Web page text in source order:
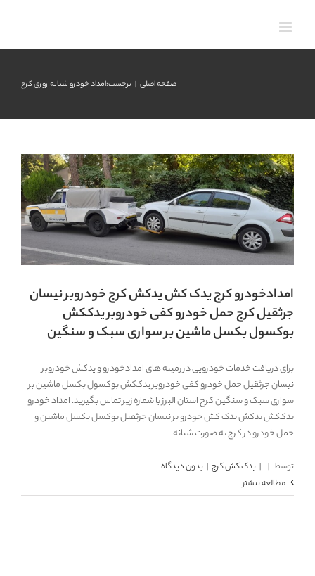
صفحه اصلی برچسب:امداد خودرو شبانه روزی کرج
نیسان جرثقیل کرج حمل خودرو کفی خودروبر
یدککش بوکسول بکسل ماشین بر سواری سبک و
یدک کش کرج
امدادخودرو کرج یدک کش یدکش کرج خودروبر نیسان
جرثقیل کرج حمل خودرو کفی خودروبر یدککش
بوکسول بکسل ماشین بر سواری سبک و سنگین
برای دریافت خدمات خودرویی در زمینه های امدادخودرو و یدکش خودروبر
نیسان جرثقیل حمل خودرو کفی خودروبر یدککش بوکسول بکسل ماشین بر
سواری سبک و سنگین کرج استان البرز با شماره زیر تماس بگیرید. امداد خودرو
یدککش یدکش یدک کش خودرو بر نیسان جرثقیل بوکسل بکسل ماشین و
حمل خودرو در کرج به صورت شبانه
توسط |
| یدک کش کرج | بدون دیدگاه
مطالعه بیشتر